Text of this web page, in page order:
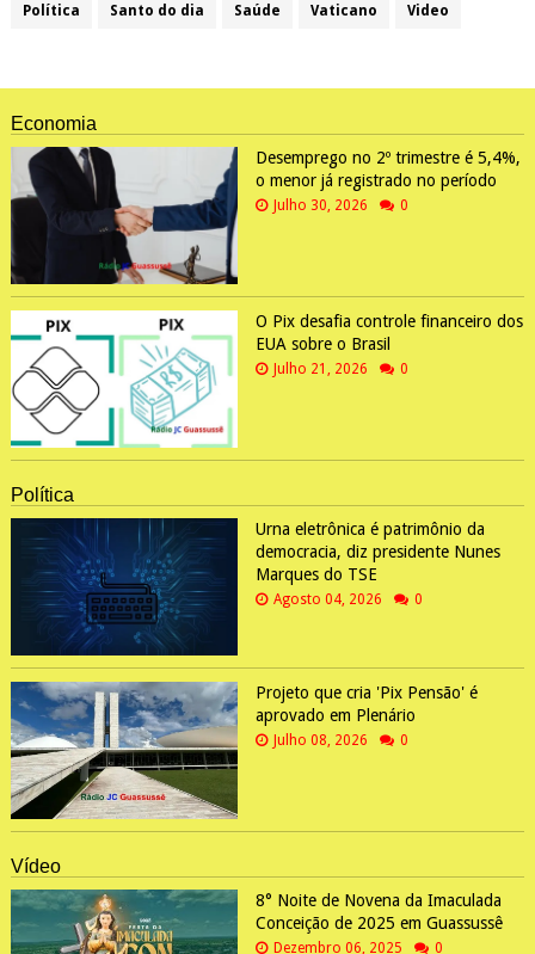
Política Santo do dia Saúde Vaticano Video
Economia
Desemprego no 2º trimestre é 5,4%,
o menor já registrado no período
Julho 30, 2026 0
O Pix desafia controle financeiro dos
EUA sobre o Brasil
Julho 21, 2026 0
Política
Urna eletrônica é patrimônio da
democracia, diz presidente Nunes
Marques do TSE
Agosto 04, 2026 0
Projeto que cria 'Pix Pensão' é
aprovado em Plenário
Julho 08, 2026 0
Vídeo
8° Noite de Novena da Imaculada
Conceição de 2025 em Guassussê
Dezembro 06, 2025 0